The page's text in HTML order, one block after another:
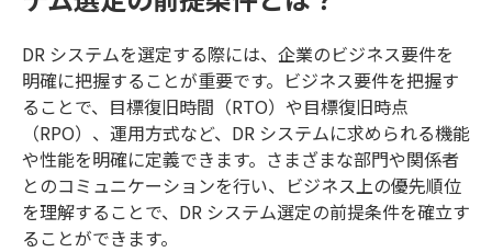
DR システムを選定する際には、企業のビジネス要件を
明確に把握することが重要です。ビジネス要件を把握す
ることで、目標復旧時間（RTO）や目標復旧時点
（RPO）、運用方式など、DR システムに求められる機能
や性能を明確に定義できます。さまざまな部門や関係者
とのコミュニケーションを行い、ビジネス上の優先順位
を理解することで、DR システム選定の前提条件を確立す
ることができます。